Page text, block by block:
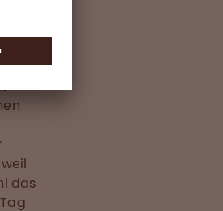
das